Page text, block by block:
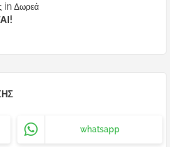
Δωρεά
whatsapp